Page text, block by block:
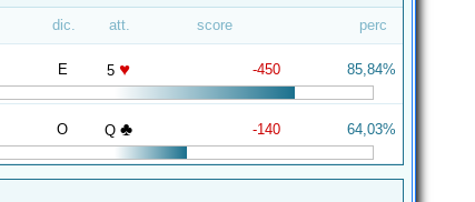
dic. att. score perc
E 5 ♥ -450 85,84%
O Q ♣ -140 64,03%